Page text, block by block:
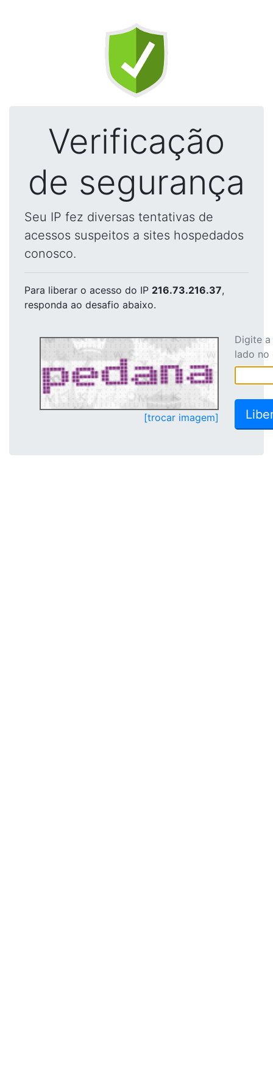
Verificação
de segurança
Seu IP fez diversas tentativas de
acessos suspeitos a sites hospedados
conosco.
Para liberar o acesso do IP 216.73.216.37,
responda ao desafio abaixo.
[trocar imagem]
Digite
lado no